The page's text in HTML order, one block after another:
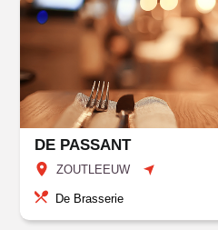
DE PASSANT
ZOUTLEEUW
De Brasserie